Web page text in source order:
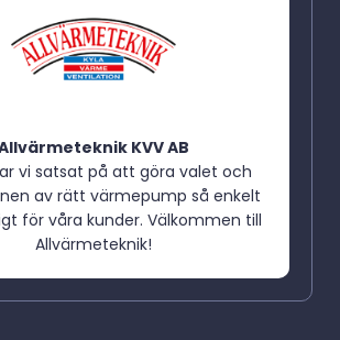
KVV AB
vi satsat på att göra valet och
av rätt värmepump så enkelt
för våra kunder. Välkommen till
Allvärmeteknik!